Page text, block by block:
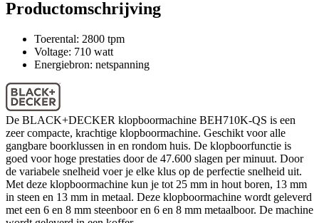
Productomschrijving
Toerental: 2800 tpm
Voltage: 710 watt
Energiebron: netspanning
De BLACK+DECKER klopboormachine BEH710K-QS is een
zeer compacte, krachtige klopboormachine. Geschikt voor alle
gangbare boorklussen in en rondom huis. De klopboorfunctie is
goed voor hoge prestaties door de 47.600 slagen per minuut. Door
de variabele snelheid voer je elke klus op de perfectie snelheid uit.
Met deze klopboormachine kun je tot 25 mm in hout boren, 13 mm
in steen en 13 mm in metaal. Deze klopboormachine wordt geleverd
met een 6 en 8 mm steenboor en 6 en 8 mm metaalboor. De machine